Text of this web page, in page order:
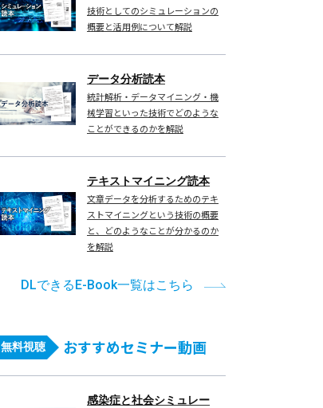
技術としてのシミュレーションの
概要と活用例について解説
データ分析読本
統計解析・データマイニング・機
械学習といった技術でどのような
ことができるのかを解説
テキストマイニング読本
文章データを分析するためのテキ
ストマイニングという技術の概要
と、どのようなことが分かるのか
を解説
DLできるE-Book一覧はこちら
無料視聴 おすすめセミナー動画
感染症と社会シミュレー